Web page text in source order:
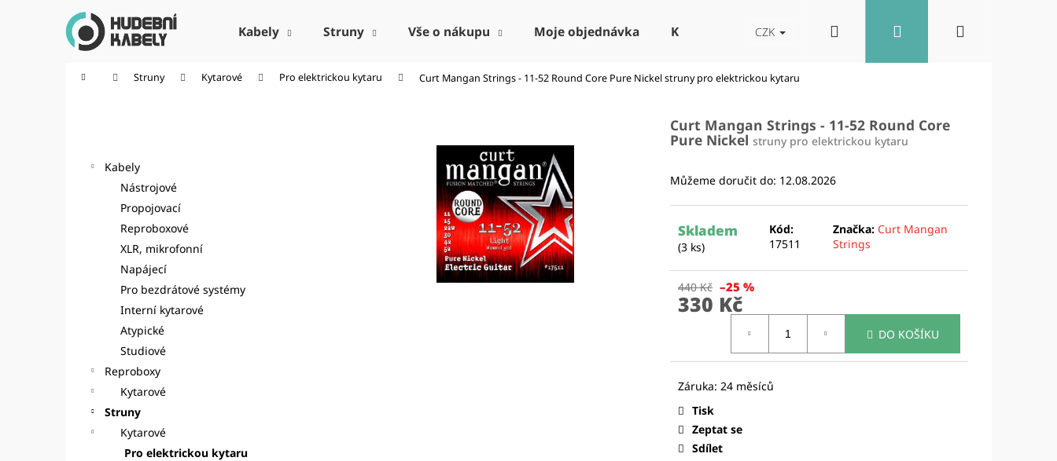
Kabely Struny Vše o nákupu Moje objednávka Kontakt Blog Reproboxy
CZK Přihlášení
Domů Struny Kytarové Pro elektrickou kytaru Curt Mangan Strings - 11-52 Round Core Pure Nickelstruny pro elektrickou kytaru
Kabely
Nástrojové
Propojovací
Reproboxové
XLR, mikrofonní
Napájecí
Pro bezdrátové systémy
Interní kytarové
Atypické
Studiové
Reproboxy
Kytarové
Struny
Kytarové
Pro elektrickou kytaru
Curt Mangan Strings - 11-52 Round Core
Pure Nickel struny pro elektrickou kytaru
Můžeme doručit do: 12.08.2026
Skladem
(3 ks)
Kód:
17511
Značka: Curt Mangan
Strings
440 Kč –25 %
330 Kč
DO KOŠÍKU
Tisk
Zeptat se
Sdílet
Zpět
Zpět
Co potřebujete najít?
HLEDAT
Doporučujeme
CURT MANGAN STRINGS - 10-46
NICKEL WOUND
ELEKTRICKOU KYTARU
Původně:
CURT MANGAN STRINGS - DELRIN